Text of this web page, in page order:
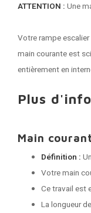
ATTENTION : Une
Votrerampe
main courante est
entièrement en
Plus
Main
Définition :
Votre main
Ce travail est
La longueur